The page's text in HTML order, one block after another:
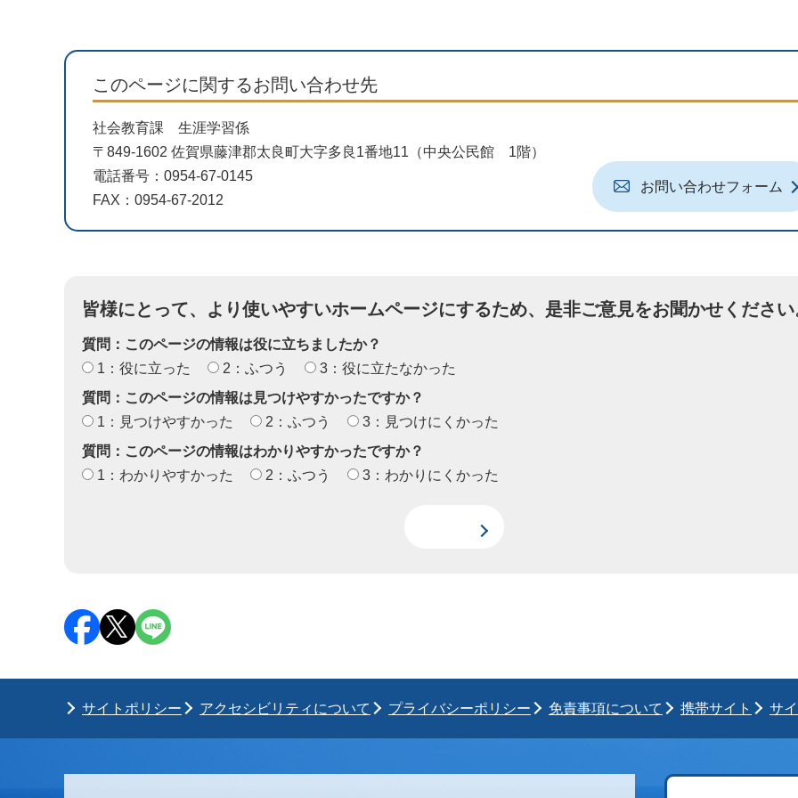
このページに関するお問い合わせ先
社会教育課 生涯学習係
〒849-1602 佐賀県藤津郡太良町大字多良1番地11（中央公民館 1階）
電話番号：0954-67-0145
FAX：0954-67-2012
お問い合わせフォーム
皆様にとって、より使いやすいホームページにするため、是非ご意見をお聞かせください
質問：このページの情報は役に立ちましたか？
1：役に立った
2：ふつう
3：役に立たなかった
質問：このページの情報は見つけやすかったですか？
1：見つけやすかった
2：ふつう
3：見つけにくかった
質問：このページの情報はわかりやすかったですか？
1：わかりやすかった
2：ふつう 3：わかりにくかった
サイトポリシー アクセシビリティについて プライバシーポリシー 免責事項について 携帯サイト サ